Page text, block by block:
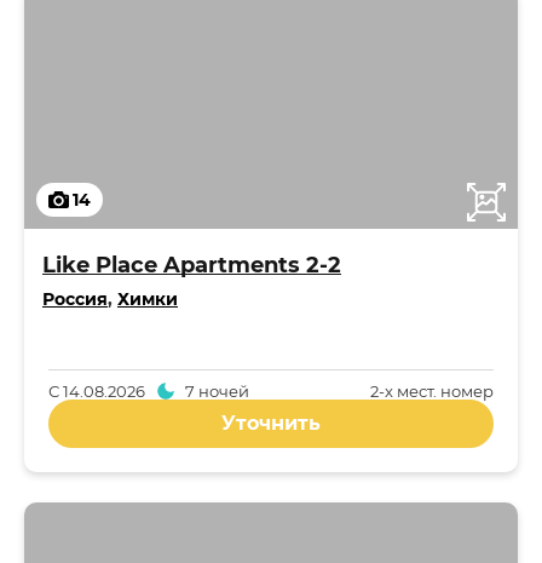
14
Like Place Apartments 2-2
Россия, Химки
2-x мест. номер
С14.08.2026 7 ночей
Уточнить